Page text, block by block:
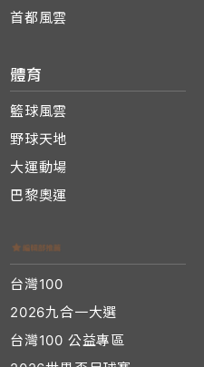
首都風雲
體育
籃球風雲
野球天地
大運動場
巴黎奧運
台灣100
2026九合一大選
台灣100 公益專區